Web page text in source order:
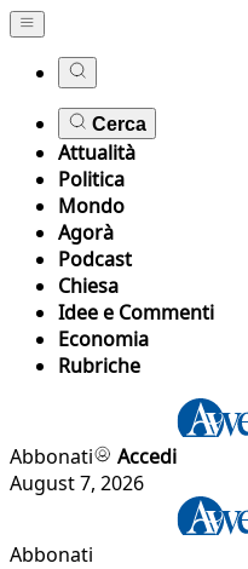
Cerca
Attualità
Politica
Mondo
Agorà
Podcast
Chiesa
Idee e Commenti
Economia
Rubriche
Abbonati
Accedi
August 7, 2026
Abbonati